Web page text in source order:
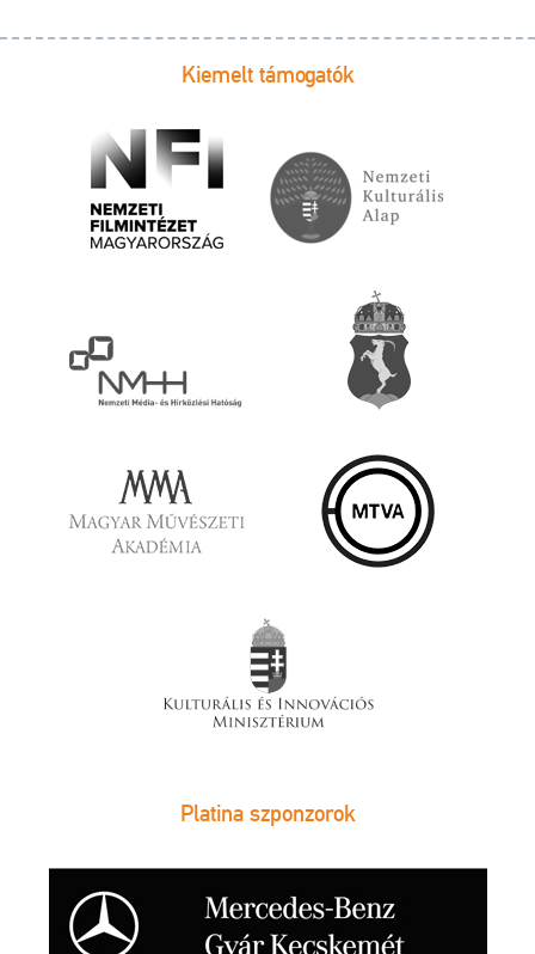
Kiemelt támogatók
Platina szponzorok